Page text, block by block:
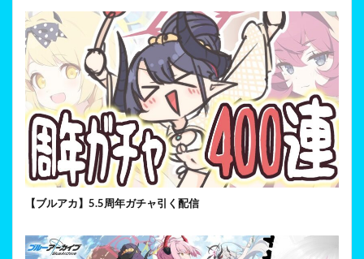
【ブルアカ】5.5周年ガチャ引く配信